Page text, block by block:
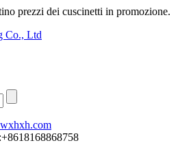
prezzi dei cuscinetti in promozione.